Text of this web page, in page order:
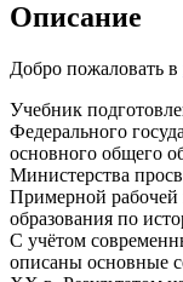
Баранов.
Искендеров
Описание
Добро пожаловать в
Учебник
Федерального
основного общего
Министерства
Примерной рабочей
образования по
С учётом
описаны основные